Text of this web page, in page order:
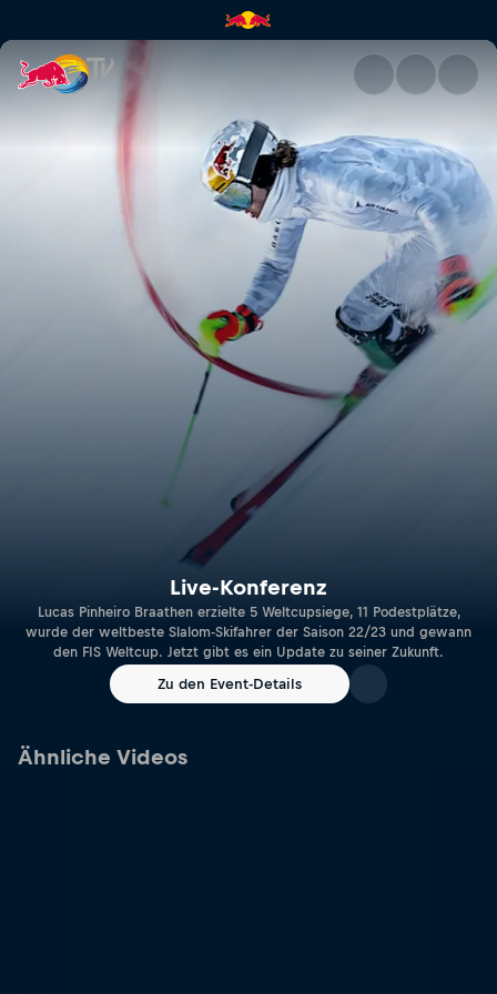
Live-Konferenz | Red Bull TV
Live-Konferenz
Lucas Pinheiro Braathen erzielte 5 Weltcupsiege, 11 Podestplätze,
wurde der weltbeste Slalom-Skifahrer der Saison 22/23 und gewann
den FIS Weltcup. Jetzt gibt es ein Update zu seiner Zukunft.
Zu den Event-Details
Ähnliche Videos